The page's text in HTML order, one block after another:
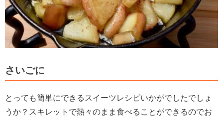
さいごに
とっても簡単にできるスイーツレシピいかがでしたでしょ
うか？スキレットで熱々のまま食べることができるのでお